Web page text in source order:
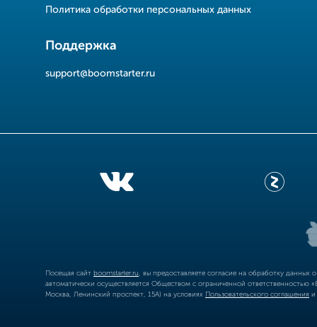
Политика обработки персональных данных
Поддержка
support@boomstarter.ru
Посещая сайт boomstarter.ru , вы предоставляете согласие на обработку
автоматически осуществляется Обществом с ограниченной
Москва, Ленинский проспект, 15А) на условиях Пользовательского соглашения и